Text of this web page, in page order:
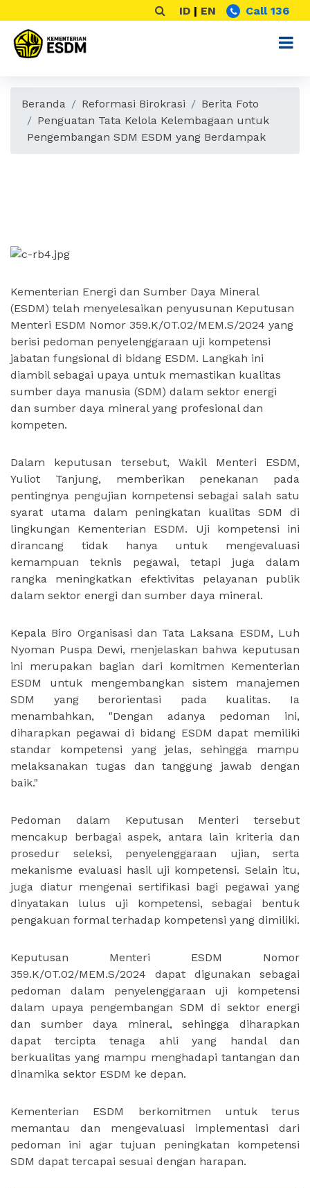
ID | EN Call 136
Beranda Reformasi Birokrasi
Berita Foto
Penguatan Tata Kelola Kelembagaan untuk
Pengembangan SDM ESDM yang Berdampak
Kementerian Energi dan Sumber Daya Mineral
(ESDM) telah menyelesaikan penyusunan Keputusan
Menteri ESDM Nomor 359.K/OT.02/MEM.S/2024 yang
berisi pedoman penyelenggaraan uji kompetensi
jabatan fungsional di bidang ESDM. Langkah ini
diambil sebagai upaya untuk memastikan kualitas
sumber daya manusia (SDM) dalam sektor energi
dan sumber daya mineral yang profesional dan
kompeten.
Dalam keputusan tersebut, Wakil Menteri ESDM,
Yuliot Tanjung, memberikan penekanan pada
pentingnya pengujian kompetensi sebagai salah satu
syarat utama dalam peningkatan kualitas SDM di
lingkungan Kementerian ESDM. Uji kompetensi ini
dirancang tidak hanya untuk mengevaluasi
kemampuan teknis pegawai, tetapi juga dalam
rangka meningkatkan efektivitas pelayanan publik
dalam sektor energi dan sumber daya mineral.
Kepala Biro Organisasi dan Tata Laksana ESDM, Luh
Nyoman Puspa Dewi, menjelaskan bahwa keputusan
ini merupakan bagian dari komitmen Kementerian
ESDM untuk mengembangkan sistem manajemen
SDM yang berorientasi pada kualitas. Ia
menambahkan, "Dengan adanya pedoman ini,
diharapkan pegawai di bidang ESDM dapat memiliki
standar kompetensi yang jelas, sehingga mampu
melaksanakan tugas dan tanggung jawab dengan
baik."
Pedoman dalam Keputusan Menteri tersebut
mencakup berbagai aspek, antara lain kriteria dan
prosedur seleksi, penyelenggaraan ujian, serta
mekanisme evaluasi hasil uji kompetensi. Selain itu,
juga diatur mengenai sertifikasi bagi pegawai yang
dinyatakan lulus uji kompetensi, sebagai bentuk
pengakuan formal terhadap kompetensi yang dimiliki.
Keputusan Menteri ESDM Nomor
359.K/OT.02/MEM.S/2024 dapat digunakan sebagai
pedoman dalam penyelenggaraan uji kompetensi
dalam upaya pengembangan SDM di sektor energi
dan sumber daya mineral, sehingga diharapkan
dapat tercipta tenaga ahli yang handal dan
berkualitas yang mampu menghadapi tantangan dan
dinamika sektor ESDM ke depan.
Kementerian ESDM berkomitmen untuk terus
memantau dan mengevaluasi implementasi dari
pedoman ini agar tujuan peningkatan kompetensi
SDM dapat tercapai sesuai dengan harapan.